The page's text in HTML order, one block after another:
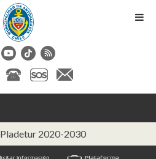
Pladetur 2020-2030